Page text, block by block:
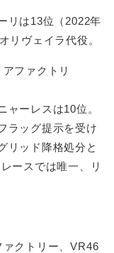
リは13位（2022年
リヴェイラ代役。
ファクトリ
ャーレスは10位。
ラッグ提示を受け
リッド降格処分と
ースでは唯一、リ
クトリー、VR46